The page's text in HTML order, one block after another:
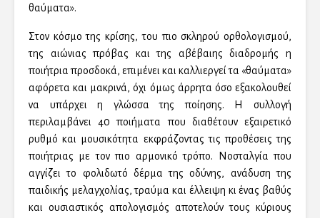
θαύματα».
Στον κόσμο της κρίσης, του πιο σκληρού ορθολογισμού,
της αιώνιας πρόβας και της αβέβαιης διαδρομής η
ποιήτρια προσδοκά, επιμένει και καλλιεργεί τα «θαύματα»
αφόρετα και μακρινά, όχι όμως άρρητα όσο εξακολουθεί
να υπάρχει η γλώσσα της ποίησης. Η συλλογή
περιλαμβάνει 40 ποιήματα που διαθέτουν εξαιρετικό
ρυθμό και μουσικότητα εκφράζοντας τις προθέσεις της
ποιήτριας με τον πιο αρμονικό τρόπο. Νοσταλγία που
αγγίζει το φολιδωτό δέρμα της οδύνης, ανάδυση της
παιδικής μελαγχολίας, τραύμα και έλλειψη κι ένας βαθύς
και ουσιαστικός απολογισμός αποτελούν τους κύριους